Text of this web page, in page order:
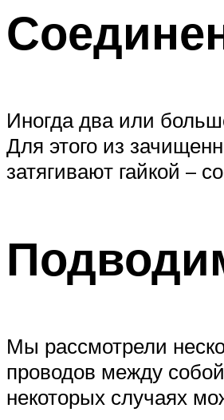
Иногда два или
Для этого из
затягивают гайкой –
Мы рассмотрели
проводов между
некоторых случаях